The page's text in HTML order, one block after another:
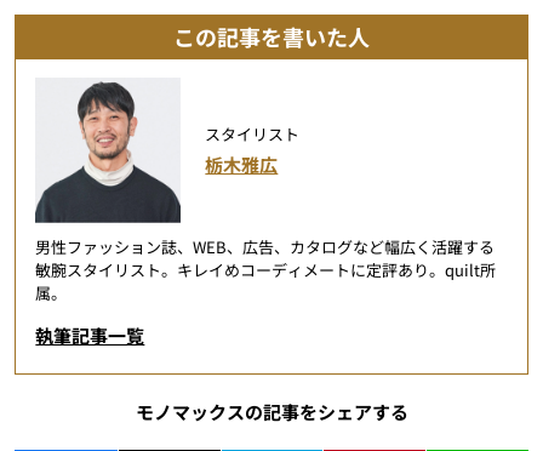
この記事を書いた人
スタイリスト
栃木雅広
男性ファッション誌、WEB、広告、カタログなど幅広く活躍する
敏腕スタイリスト。キレイめコーディメートに定評あり。quilt所
属。
執筆記事一覧
モノマックスの記事をシェアする